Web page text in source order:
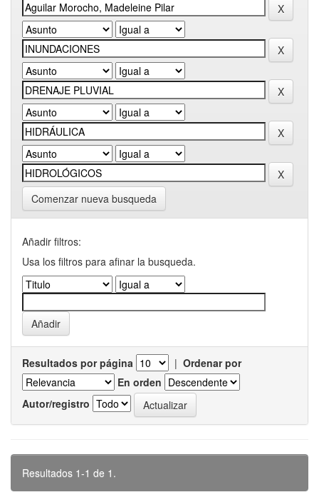
Comenzar nueva busqueda
Añadir filtros:
Usa los filtros para afinar la busqueda.
Resultados por página | Ordenar por
En orden
Autor/registro
Resultados 1-1 de 1.